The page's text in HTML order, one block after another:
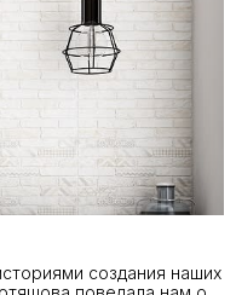
создания наших